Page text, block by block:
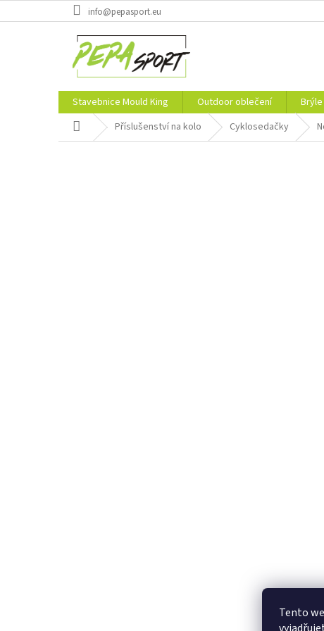
Tento
na
info@pepasport.eu
Stavebnice Mould King Outdoor oblečení Brýle
Domů Příslušenství na kolo Cyklosedačky